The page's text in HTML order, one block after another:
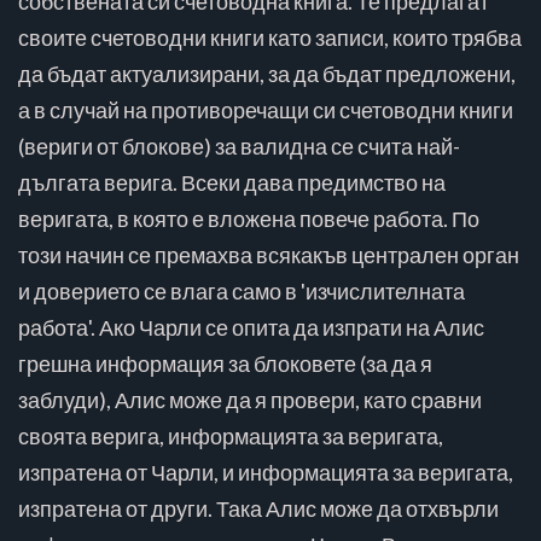
своите счетоводни книги като записи, които трябва
да бъдат актуализирани, за да бъдат предложени,
а в случай на противоречащи си счетоводни книги
(вериги от блокове) за валидна се счита най-
дългата верига. Всеки дава предимство на
веригата, в която е вложена повече работа. По
този начин се премахва всякакъв централен орган
и доверието се влага само в 'изчислителната
работа'. Ако Чарли се опита да изпрати на Алис
грешна информация за блоковете (за да я
заблуди), Алис може да я провери, като сравни
своята верига, информацията за веригата,
изпратена от Чарли, и информацията за веригата,
изпратена от други. Така Алис може да отхвърли